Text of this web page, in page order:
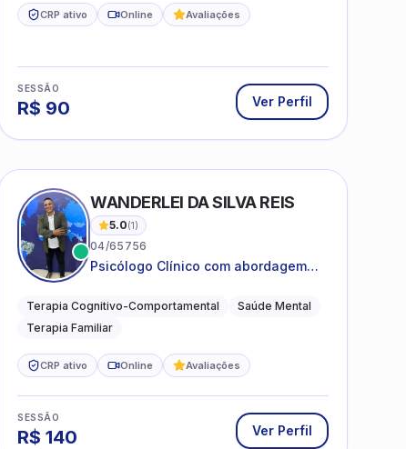
CRP ativo Online Avaliações
SESSÃO
R$ 90 Ver Perfil
WANDERLEI DA SILVA REIS
5.0(1)
04/65756
Psicólogo Clínico com abordagem
e terapia sistêmica
Terapia Cognitivo-Comportamental
Saúde Mental
Terapia Familiar
CRP ativo Online Avaliações
SESSÃO
R$ 140 Ver Perfil